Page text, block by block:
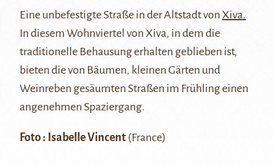
Eine unbefestigte Straße in der Altstadt von Xiva.
In diesem Wohnviertel von Xiva, in dem die
traditionelle Behausung erhalten geblieben ist,
bieten die von Bäumen, kleinen Gärten und
Weinreben gesäumten Straßen im Frühling einen
angenehmen Spaziergang.
Foto : Isabelle Vincent (France)